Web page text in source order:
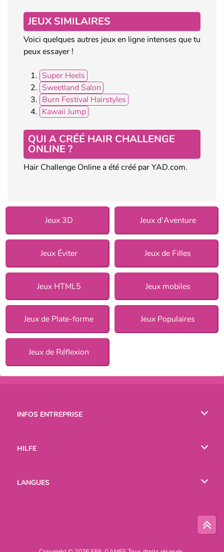
JEUX SIMILAIRES
Voici quelques autres jeux en ligne intenses que tu
peux essayer !
Super Heels
Sweetland Salon
Burn Festival Hairstyles
Kawaii Jump
QUI A CRÉÉ HAIR CHALLENGE
ONLINE ?
Hair Challenge Online a été créé par YAD.com.
Jeux 3D Jeux d'Aventure
Jeux Éviter Jeux de Filles
Jeux HTML5 Jeux mobiles
Jeux de Plate-forme Jeux Populaires
Jeux de Réflexion
INFOS ENTREPRISE
HILFE
LANGUES